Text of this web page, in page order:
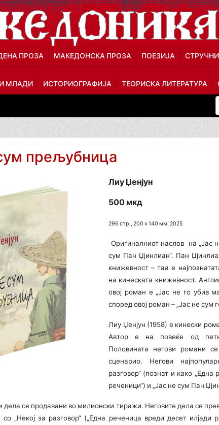
ПРОЗА МАКЕДОНСКА ПРОЗА ПОЕЗИЈА
И МЛАДИ ИСТОРИОГРАФИЈА ТЕОРИСКА ЛИТЕРАТУРА
прељубница
Лиу Џенјун
500 мкд
296 стр., 200 х 140 мм, 2025
Оригиналниот наслов на „Јас
сум Пан Џјинлиан“. Пан
книжевност – таа е
на кинеската книжевност.
овој роман е „Јас не го убив
според овој роман – „Јас не сум
Лиу Џенјун (1958) е кинески
Автор е на повеќе од
Половината негови романи
сценарио. Негови
разговор“ (познат и како „Една
реченици“) и „Јас не сум Пан
дела се продавани во милионски тиражи. Неговите дела се
„Некој за разговор“ („Една реченица вреди десет илјади